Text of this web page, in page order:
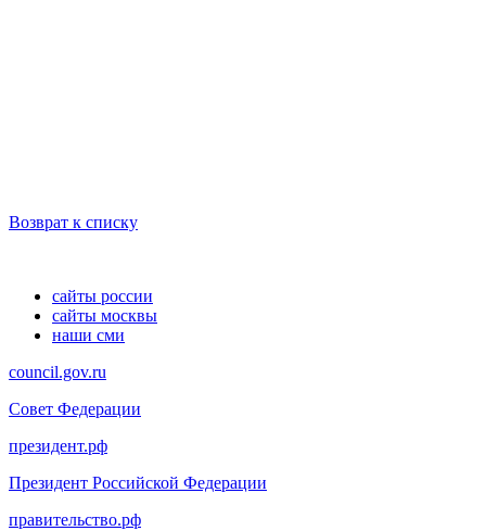
Возврат к списку
сайты россии
сайты москвы
наши сми
council.gov.ru
Совет Федерации
президент.рф
Президент Российской Федерации
правительство.рф